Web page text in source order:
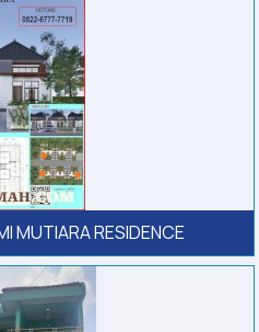
MUTIARA RESIDENCE